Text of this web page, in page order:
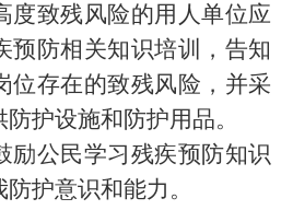
致残风险的用人单位应
预防相关知识培训，告知
位存在的致残风险，并采
护设施和防护用品。
公民学习残疾预防知识
护意识和能力。